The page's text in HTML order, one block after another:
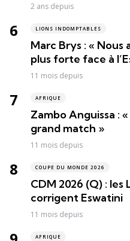
2 ans depuis
LIONS INDOMPTABLES
Marc Brys : « Nous
plus forte face à
11 mois depuis
AFRIQUE
Zambo Anguissa :
grand match »
11 mois depuis
COUPE DU MONDE 2026
CDM 2026 (Q) :
corrigent Eswatini
11 mois depuis
AFRIQUE